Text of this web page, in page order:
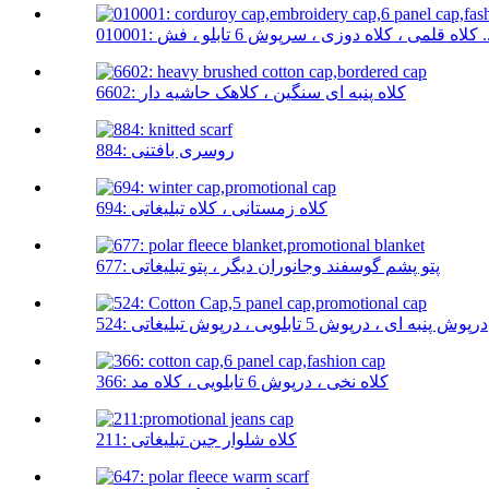
6 تابلو ، فش ...
6602: کلاه پنبه ای سنگین ، کلاهک حاشیه دار
884: روسری بافتنی
694: کلاه زمستانی ، کلاه تبلیغاتی
677: پتو پشم گوسفند وجانوران دیگر ، پتو تبلیغاتی
524: درپوش پنبه ای ، درپوش 5 تابلویی ، درپوش تبلیغاتی
366: کلاه نخی ، درپوش 6 تابلویی ، کلاه مد
211: کلاه شلوار جین تبلیغاتی